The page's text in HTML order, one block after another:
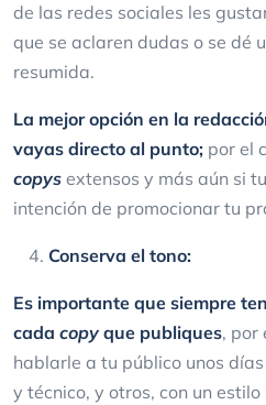
de las redes sociales les
que se aclaren dudas o se dé
resumida.
La mejor opción en la
vayas directo al punto; por el
copys extensos y más aún si
intención de promocionar tu
Conserva el tono:
Es importante que siempre
cada copy que publiques, por
hablarle a tu público unos
y técnico, y otros, con un